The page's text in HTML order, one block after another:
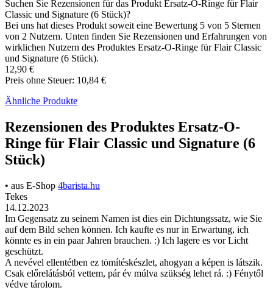
Suchen Sie Rezensionen für das Produkt Ersatz-O-Ringe für Flair
Classic und Signature (6 Stück)?
Bei uns hat dieses Produkt soweit eine Bewertung 5 von 5 Sternen
von 2 Nutzern. Unten finden Sie Rezensionen und Erfahrungen von
wirklichen Nutzern des Produktes Ersatz-O-Ringe für Flair Classic
und Signature (6 Stück).
12,90 €
Preis ohne Steuer: 10,84 €
Ähnliche Produkte
Rezensionen des Produktes Ersatz-O-
Ringe für Flair Classic und Signature (6
Stück)
• aus E-Shop 4barista.hu
Tekes
14.12.2023
Im Gegensatz zu seinem Namen ist dies ein Dichtungssatz, wie Sie
auf dem Bild sehen können. Ich kaufte es nur in Erwartung, ich
könnte es in ein paar Jahren brauchen. :) Ich lagere es vor Licht
geschützt.
A nevével ellentétben ez tömítéskészlet, ahogyan a képen is látszik.
Csak előrelátásból vettem, pár év múlva szükség lehet rá. :) Fénytől
védve tárolom.